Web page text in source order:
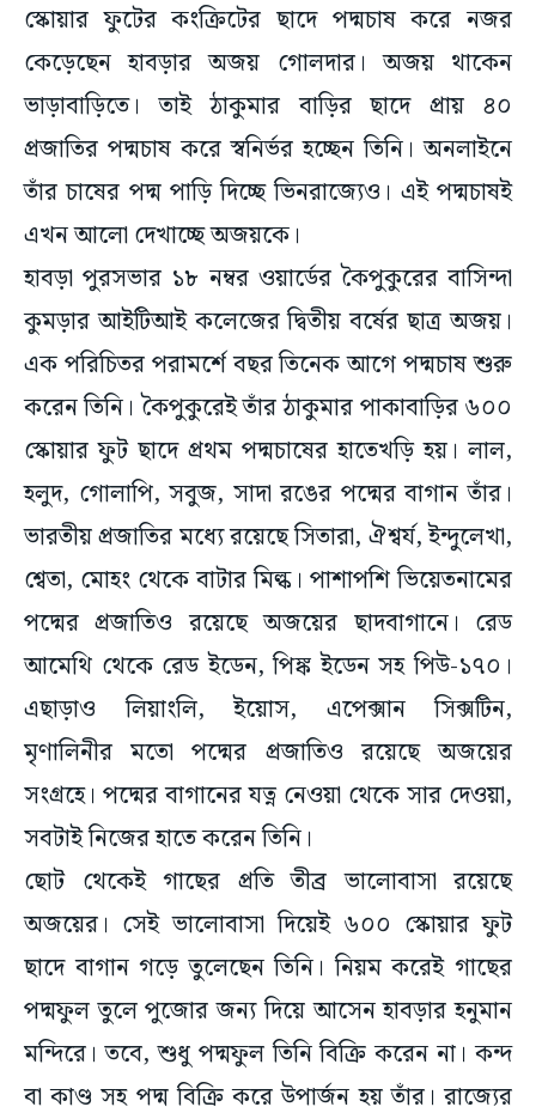
স্কোয়ার ফুটের কংক্রিটের ছাদে পদ্মচাষ করে নজর
কেড়েছেন হাবড়ার অজয় গোলদার। অজয় থাকেন
ভাড়াবাড়িতে। তাই ঠাকুমার বাড়ির ছাদে প্রায় ৪০
প্রজাতির পদ্মচাষ করে স্বনির্ভর হচ্ছেন তিনি। অনলাইনে
তাঁর চাষের পদ্ম পাড়ি দিচ্ছে ভিনরাজ্যেও। এই পদ্মচাষই
এখন আলো দেখাচ্ছে অজয়কে।
হাবড়া পুরসভার ১৮ নম্বর ওয়ার্ডের কৈপুকুরের বাসিন্দা
কুমড়ার আইটিআই কলেজের দ্বিতীয় বর্ষের ছাত্র অজয়।
এক পরিচিতর পরামর্শে বছর তিনেক আগে পদ্মচাষ শুরু
করেন তিনি। কৈপুকুরেই তাঁর ঠাকুমার পাকাবাড়ির ৬০০
স্কোয়ার ফুট ছাদে প্রথম পদ্মচাষের হাতেখড়ি হয়। লাল,
হলুদ, গোলাপি, সবুজ, সাদা রঙের পদ্মের বাগান তাঁর।
ভারতীয় প্রজাতির মধ্যে রয়েছে সিতারা, ঐশ্বর্য, ইন্দুলেখা,
শ্বেতা, মোহং থেকে বাটার মিল্ক। পাশাপশি ভিয়েতনামের
পদ্মের প্রজাতিও রয়েছে অজয়ের ছাদবাগানে। রেড
আমেথি থেকে রেড ইডেন, পিঙ্ক ইডেন সহ পিউ-১৭০।
এছাড়াও লিয়াংলি, ইয়োস, এপেক্সান সিক্সটিন,
মৃণালিনীর মতো পদ্মের প্রজাতিও রয়েছে অজয়ের
সংগ্রহে। পদ্মের বাগানের যত্ন নেওয়া থেকে সার দেওয়া,
সবটাই নিজের হাতে করেন তিনি।
ছোট থেকেই গাছের প্রতি তীব্র ভালোবাসা রয়েছে
অজয়ের। সেই ভালোবাসা দিয়েই ৬০০ স্কোয়ার ফুট
ছাদে বাগান গড়ে তুলেছেন তিনি। নিয়ম করেই গাছের
পদ্মফুল তুলে পুজোর জন্য দিয়ে আসেন হাবড়ার হনুমান
মন্দিরে। তবে, শুধু পদ্মফুল তিনি বিক্রি করেন না। কন্দ
বা কাণ্ড সহ পদ্ম বিক্রি করে উপার্জন হয় তাঁর। রাজ্যের